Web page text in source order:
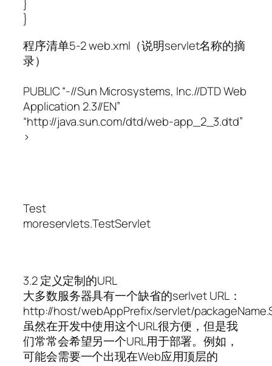
}
}
程序清单5-2 web.xml（说明servlet名称的摘
录）
PUBLIC “-//Sun Microsystems, Inc.//DTD Web
Application 2.3//EN”
“http://java.sun.com/dtd/web-app_2_3.dtd”
>
Test
moreservlets.TestServlet
3.2 定义定制的URL
大多数服务器具有一个缺省的serlvet URL：
http://host/webAppPrefix/servlet/
虽然在开发中使用这个URL很方便，但是我
们常常会希望另一个URL用于部署。例如，
可能会需要一个出现在Web应用顶层的